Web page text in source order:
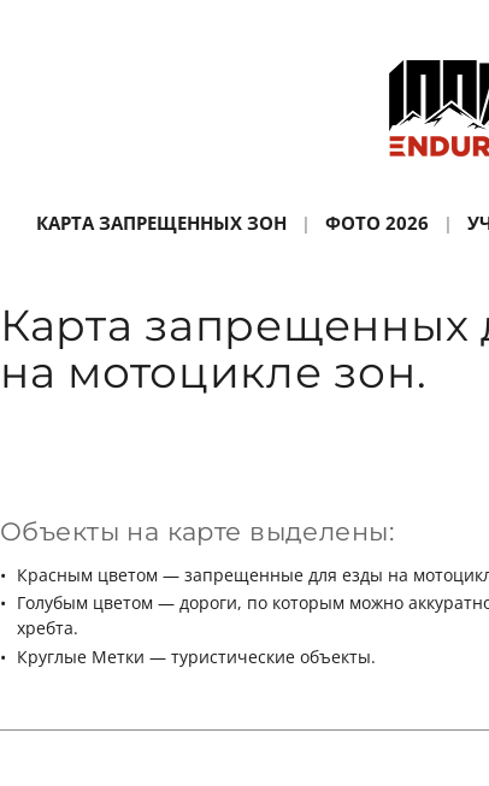
КАРТА ЗАПРЕЩЕННЫХ ЗОН ФОТО 2026
Карта запрещенных
на мотоцикле зон.
Объекты на карте выделены:
Красным цветом — запрещенные для езды на
Голубым цветом — дороги, по которым можно
хребта.
Круглые Метки — туристические объекты.